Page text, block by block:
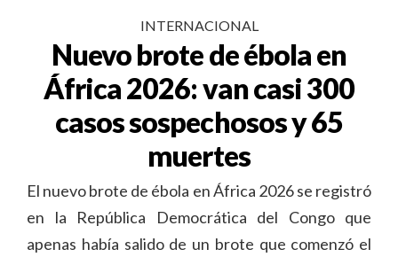
INTERNACIONAL
Nuevo brote de ébola en
África 2026: van casi 300
casos sospechosos y 65
muertes
El nuevo brote de ébola en África 2026 se registró
en la República Democrática del Congo que
apenas había salido de un brote que comenzó el